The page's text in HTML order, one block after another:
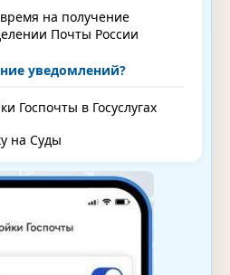
на получение
Почты России
уведомлений?
Госпочты в Госуслугах
на Суды